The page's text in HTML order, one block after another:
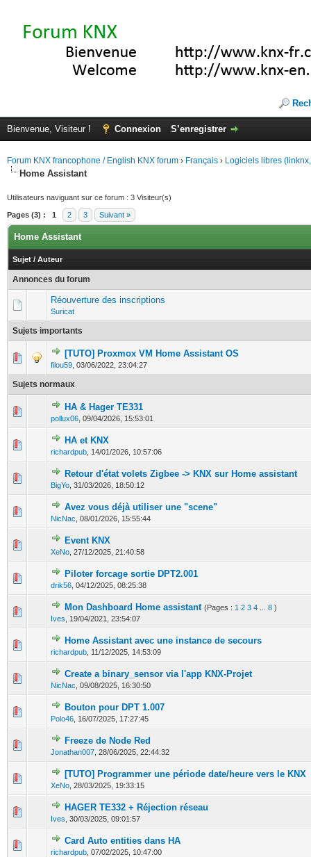
Bienvenue, Visiteur ! Connexion S’enregistrer
Forum KNX francophone / English KNX forum › Français › Logiciels libres
Home Assistant
Utilisateurs naviguant sur ce forum : 3 Visiteur(s)
Pages (3) : 1 2 3 Suivant »
Home Assistant
Sujet / Auteur
Annonces du forum
Réouverture des inscriptions
Suricat
Sujets importants
[TUTO] Proxmox VM Home Assistant OS
filou59 03/06/2022, 23:04:27
0 Votes - 0 sur 5 en moyenne
12 3 45
Sujets normaux
HA & Hager TE331
pollux06 09/04/2026, 15:53:01
0 Votes - 0 sur 5 en moyenne
HA et KNX
richardpub 14/01/2026, 10:57:06
0 Votes - 0 sur 5 en moyenne
Retour d'état volets Zigbee -> KNX sur Home assistant
BigYo 31/03/2026, 18:50:12
0 Votes - 0 sur 5 en moyenne
1 2345
Avez vous déjà utiliser une "scene"
NicNac 08/01/2026, 15:55:44
0 Votes - 0 sur 5 en moyenne
1234 5
Event KNX
XeNo 27/12/2025, 21:40:58
0 Votes - 0 sur 5 en moyenne
Piloter forcage sortie DPT2.001
drik56 04/12/2025, 08:25:38
0 Votes - 0 sur 5 en moyenne
12345
Mon Dashboard Home assistant (Pages : 1 2 3 4 8 )
Ives
19/04/2021, 23:54:07
2 Votes - 5 sur 5 en moyenne
12345
Home Assistant avec une instance de secours
richardpub 11/12/2025, 14:53:09
0 Votes - 0 sur 5 en moyenne
12 345
Create a binary_sensor via l'app KNX-Projet
NicNac 09/08/2025, 16:30:50
0 Votes - 0 sur 5 en moyenne
1234 5
Bouton pour DPT 1.007
Polo46 16/07/2025, 17:27:45
0 Votes - 0 sur 5 en moyenne
1234
Freeze de Node Red
Jonathan007 28/06/2025, 22:44:32
0 Votes - 0 sur 5 en moyenne
12
[TUTO] Programmer une période date/heure vers le KNX
XeNo 28/03/2025, 19:33:15
0 Votes - 0 sur 5 en moyenne
12 345
HAGER TE332 + Réjection réseau
Ives 30/03/2025, 09:01:57
0 Votes - 0 sur 5 en moyenne
12345
Card Auto entities dans HA
richardpub 07/02/2025, 10:47:00
0 Votes - 0 sur 5 en moyenne
1234 5